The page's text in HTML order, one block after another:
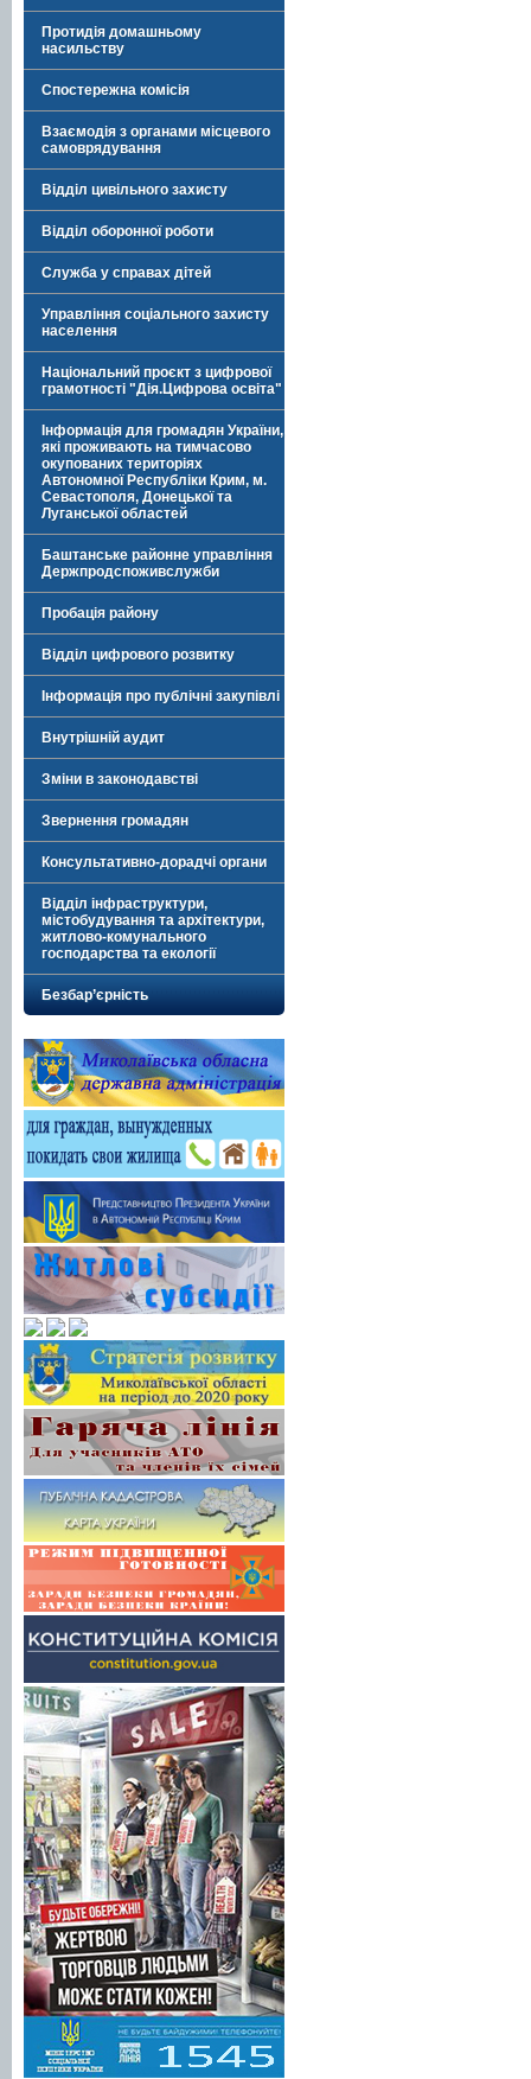
Протидія домашньому
насильству
Спостережна комісія
Взаємодія з органами місцевого
самоврядування
Відділ цивільного захисту
Відділ оборонної роботи
Служба у справах дітей
Управління соціального захисту
населення
Національний проєкт з цифрової
грамотності "Дія.Цифрова освіта"
Інформація для громадян України,
які проживають на тимчасово
окупованих територіях
Автономної Республіки Крим, м.
Севастополя, Донецької та
Луганської областей
Баштанське районне управління
Держпродспоживслужби
Пробація району
Відділ цифрового розвитку
Інформація про публічні закупівлі
Внутрішній аудит
Зміни в законодавстві
Звернення громадян
Консультативно-дорадчі органи
Відділ інфраструктури,
містобудування та архітектури,
житлово-комунального
господарства та екології
Безбар’єрність